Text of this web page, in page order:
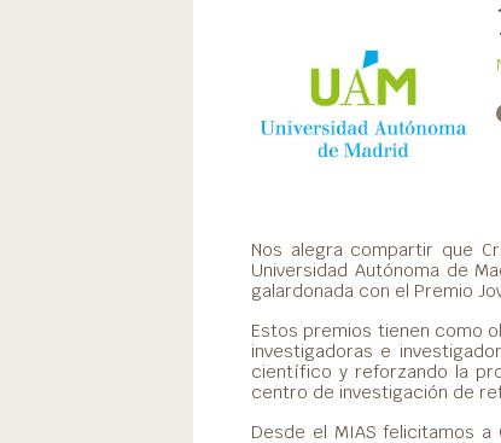
Nos alegra compartir que
Universidad Autónoma de
galardonada con el Premio
Estos premios tienen como
investigadoras e
científico y reforzando la
centro de investigación de
Desde el MIAS felicitamos